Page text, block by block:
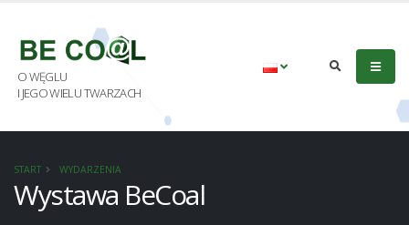
O WĘGLU
I JEGO WIELU TWARZACH
START WYDARZENIA
Wystawa BeCoal